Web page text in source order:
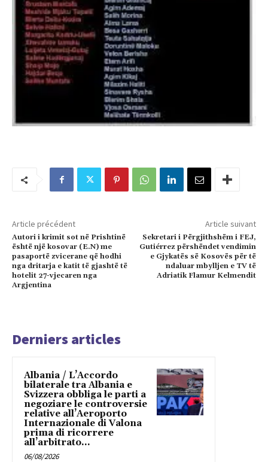
Article précédent
Autori i krimit sot në Prishtinë
është një kosovar (E.N) me
pasaportë zvicerane që hodhi
nga dritarja e katit të gjashtë të
hotelit 27-vjecaren nga
Argjentina
Article suivant
Sekretari i Përgjithshëm i FEJ,
Gutiérrez përshëndet vendimin
e Gjykatës së Kosovës për të
ndaluar mbylljen e TV të
Adriatik Flamur Kelmendit
Derniers articles
Albania / L’Accordo
bilaterale tra Albania e
Svizzera obbliga le parti a
negoziare le controversie
relative all’Aeroporto
Internazionale di Valona
prima di ricorrere
all’arbitrato...
06/08/2026